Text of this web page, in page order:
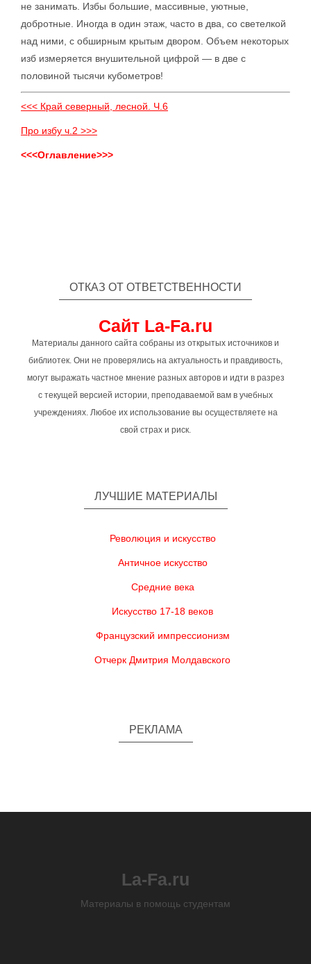
не занимать. Избы большие, массивные, уютные,
добротные. Иногда в один этаж, часто в два, со светелкой
над ними, с обширным крытым двором. Объем некоторых
изб измеряется внушительной цифрой — в две с
половиной тысячи кубометров!
<<< Край северный, лесной. Ч.6
Про избу ч.2 >>>
<<<Оглавление>>>
ОТКАЗ ОТ ОТВЕТСТВЕННОСТИ
Сайт La-Fa.ru
Материалы данного сайта собраны из открытых источников и
библиотек. Они не проверялись на актуальность и правдивость,
могут выражать частное мнение разных авторов и идти в разрез
с текущей версией истории, преподаваемой вам в учебных
учреждениях. Любое их использование вы осуществляете на
свой страх и риск.
ЛУЧШИЕ МАТЕРИАЛЫ
Революция и искусство
Античное искусство
Средние века
Искусство 17-18 веков
Французский импрессионизм
Отчерк Дмитрия Молдавского
РЕКЛАМА
La-Fa.ru
Материалы в помощь студентам